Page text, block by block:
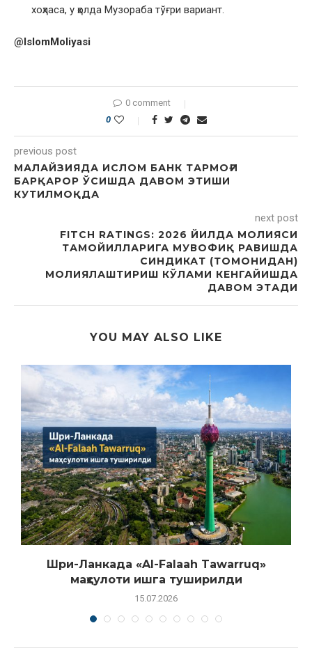
хоҳласа, у ҳолда Музораба тўғри вариант.
@IslomMoliyasi
0 comment
0
previous post
МАЛАЙЗИЯДА ИСЛОМ БАНК ТАРМОҒИ
БАРҚАРОР ЎСИШДА ДАВОМ ЭТИШИ
КУТИЛМОҚДА
next post
FITCH RATINGS: 2026 ЙИЛДА МОЛИЯСИ
ТАМОЙИЛЛАРИГА МУВОФИҚ РАВИШДА
СИНДИКАТ (ТОМОНИДАН)
МОЛИЯЛАШТИРИШ КЎЛАМИ КЕНГАЙИШДА
ДАВОМ ЭТАДИ
YOU MAY ALSO LIKE
Шри-Ланкада «Al-Falaah Tawarruq»
маҳсулоти ишга туширилди
15.07.2026